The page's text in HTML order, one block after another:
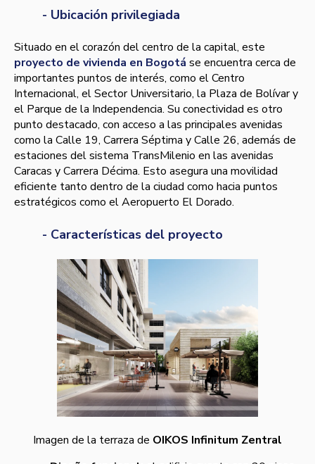
- Ubicación privilegiada
Situado en el corazón del centro de la capital, este
proyecto de vivienda en Bogotá se encuentra cerca de
importantes puntos de interés, como el Centro
Internacional, el Sector Universitario, la Plaza de Bolívar y
el Parque de la Independencia. Su conectividad es otro
punto destacado, con acceso a las principales avenidas
como la Calle 19, Carrera Séptima y Calle 26, además de
estaciones del sistema TransMilenio en las avenidas
Caracas y Carrera Décima. Esto asegura una movilidad
eficiente tanto dentro de la ciudad como hacia puntos
estratégicos como el Aeropuerto El Dorado.
- Características del proyecto
Imagen de la terraza de OIKOS Infinitum Zentral